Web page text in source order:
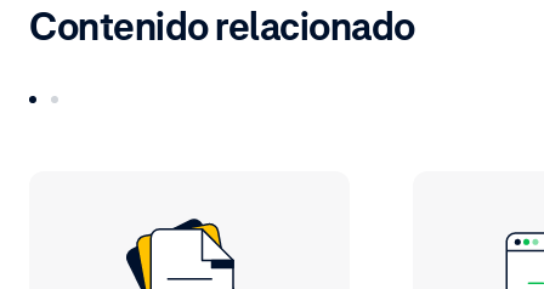
Contenido relacionado